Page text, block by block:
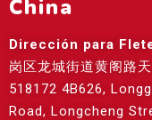
China
Dirección para
岗区龙城街道黄阁路
518172 4B626,
Road, Longcheng